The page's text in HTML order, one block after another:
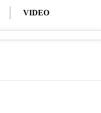
VIDEO